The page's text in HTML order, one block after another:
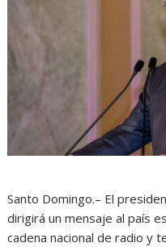
Santo Domingo.– El
dirigirá un mensaje al país
cadena nacional de radio y